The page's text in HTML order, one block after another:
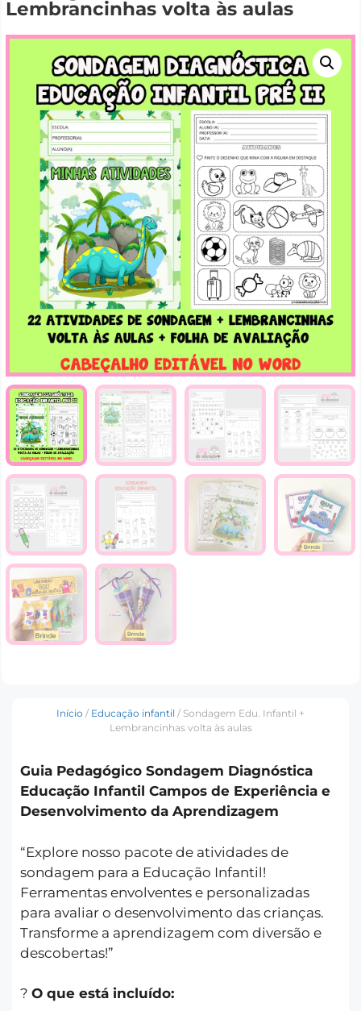
Lembrancinhas volta às aulas
Início / Educação infantil / Sondagem Edu. Infantil +
Lembrancinhas volta às aulas
Guia Pedagógico Sondagem Diagnóstica
Educação Infantil Campos de Experiência e
Desenvolvimento da Aprendizagem
“Explore nosso pacote de atividades de
sondagem para a Educação Infantil!
Ferramentas envolventes e personalizadas
para avaliar o desenvolvimento das crianças.
Transforme a aprendizagem com diversão e
descobertas!”
? O que está incluído: